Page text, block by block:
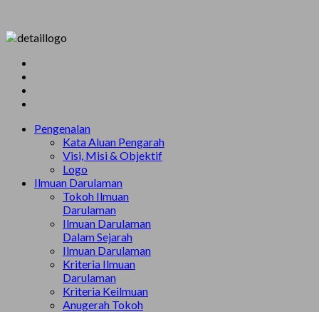
Pengenalan
Kata Aluan Pengarah
Visi, Misi & Objektif
Logo
Ilmuan Darulaman
Tokoh Ilmuan
Darulaman
Ilmuan Darulaman
Dalam Sejarah
Ilmuan Darulaman
Kriteria Ilmuan
Darulaman
Kriteria Keilmuan
Anugerah Tokoh